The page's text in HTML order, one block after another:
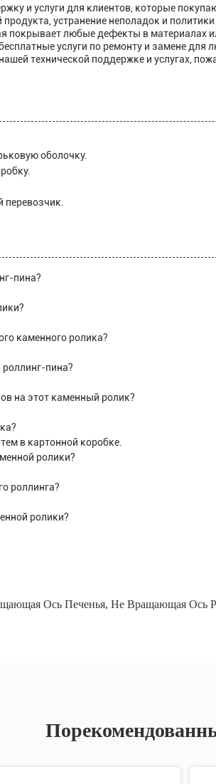
и услуги для клиентов, которые
устранение неполадок и политики
любые дефекты в материалах
услуги по ремонту и замене
технической поддержке и услугах,
оболочку.
перевозчик.
пина?
каменного ролика?
пина?
на этот каменный ролик?
в картонной коробке.
ролики?
роллинга?
ролики?
Ось Печенья, Не Вращающая Ось